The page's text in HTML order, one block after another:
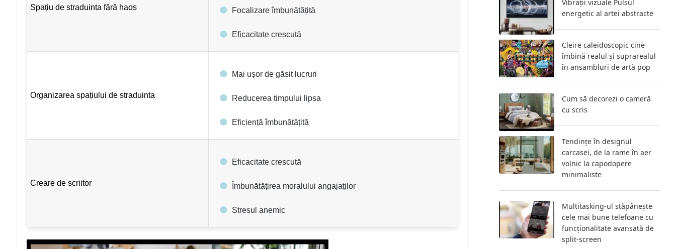
Spațiu de straduinta fără haos Focalizare îmbunătățită
Eficacitate crescută
Organizarea spațiului de straduinta
Mai ușor de găsit lucruri
Reducerea timpului lipsa
Eficiență îmbunătățită
Creare de scriitor
Eficacitate crescută
Îmbunătățirea moralului angajaților
Stresul anemic
Vibrații vizuale Pulsul
energetic al artei abstracte
Cleire caleidoscopic cine
îmbină realul și suprarealul
în ansambluri de artă pop
Cum să decorezi o cameră
cu scris
Tendințe în designul
carcasei, de la rame în aer
volnic la capodopere
minimaliste
Multitasking-ul stăpânește
cele mai bune telefoane cu
funcționalitate avansată de
split-screen